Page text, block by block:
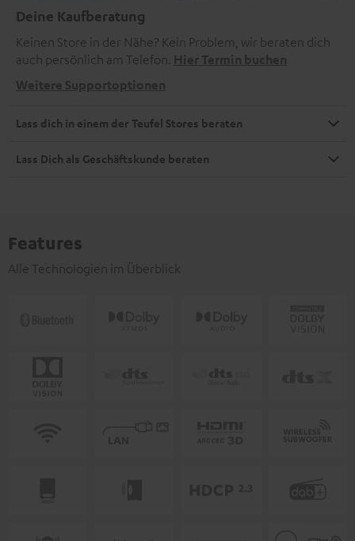
Deine Kaufberatung
Keinen Store in der Nähe? Kein Problem, wir beraten dich
auch persönlich am Telefon. Hier Termin buchen
Weitere Supportoptionen
Lass dich in einem der Teufel Stores beraten
Lass Dich als Geschäftskunde beraten
Features
Alle Technologien im Überblick